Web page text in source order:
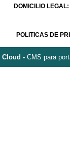
DOMICILIO
POLITICAS DE
Cloud - CMS para